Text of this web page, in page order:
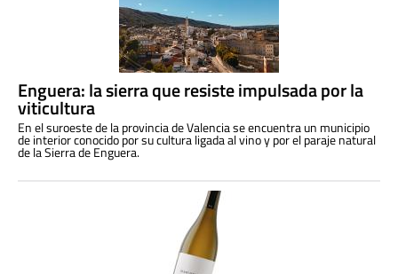
Enguera: la sierra que resiste impulsada por la
viticultura
En el suroeste de la provincia de Valencia se encuentra un municipio
de interior conocido por su cultura ligada al vino y por el paraje natural
de la Sierra de Enguera.